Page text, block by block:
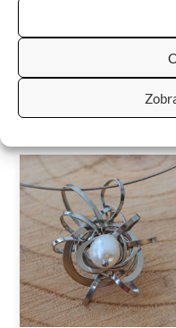
duchovní síly.
klidný spánek.
RELATED